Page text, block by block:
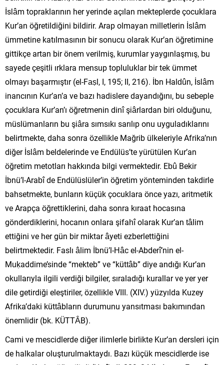
İslâm topraklarının her yerinde açılan mekteplerde çocuklara
Kur’an öğretildiğini bildirir. Arap olmayan milletlerin İslâm
ümmetine katılmasının bir sonucu olarak Kur’an öğretimine
gittikçe artan bir önem verilmiş, kurumlar yaygınlaşmış, bu
sayede çeşitli ırklara mensup topluluklar bir tek ümmet
olmayı başarmıştır (el-Faṣl, I, 195; II, 216). İbn Haldûn, İslâm
inancının Kur’an’a ve bazı hadislere dayandığını, bu sebeple
çocuklara Kur’an’ı öğretmenin dinî şiârlardan biri olduğunu,
müslümanların bu şiâra sımsıkı sarılıp onu uyguladıklarını
belirtmekte, daha sonra özellikle Mağrib ülkeleriyle Afrika’nın
diğer İslâm beldelerinde ve Endülüs’te yürütülen Kur’an
öğretim metotları hakkında bilgi vermektedir. Ebû Bekir
İbnü’l-Arabî de Endülüslüler’in öğretim yönteminden takdirle
bahsetmekte, bunların küçük çocuklara önce yazı, aritmetik
ve Arapça öğrettiklerini, daha sonra kıraat hocasına
gönderdiklerini, hocanın onlara şifahî olarak Kur’an tâlim
ettiğini ve her gün bir miktar âyeti ezberlettiğini
belirtmektedir. Faslı âlim İbnü’l-Hâc el-Abderî’nin el-
Muḳaddime’sinde “mekteb” ve “küttâb” diye andığı Kur’an
okullarıyla ilgili verdiği bilgiler, sıraladığı kurallar ve yer yer
dile getirdiği eleştiriler, özellikle VIII. (XIV.) yüzyılda Kuzey
Afrika’daki küttâbların durumunu yansıtması bakımından
önemlidir (bk. KÜTTÂB).
Cami ve mescidlerde diğer ilimlerle birlikte Kur’an dersleri için
de halkalar oluşturulmaktaydı. Bazı küçük mescidlerde ise